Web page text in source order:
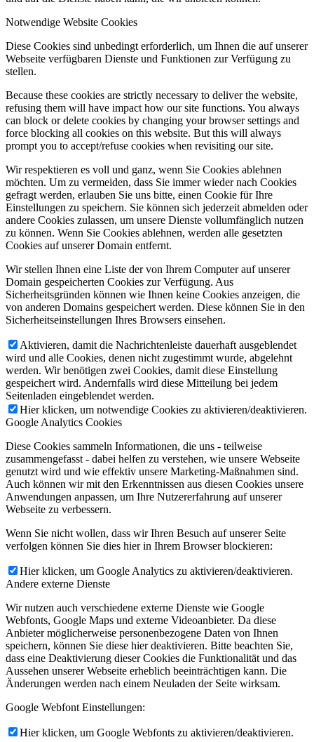
PREISE
KONTAKT
Menü Menü
Notwendige Website Cookies
Diese Cookies sind unbedingt erforderlich, um Ihnen die auf unserer
Webseite verfügbaren Dienste und Funktionen zur Verfügung zu
stellen.
Because these cookies are strictly necessary to deliver the website,
refusing them will have impact how our site functions. You always
can block or delete cookies by changing your browser settings and
force blocking all cookies on this website. But this will always
prompt you to accept/refuse cookies when revisiting our site.
Wir respektieren es voll und ganz, wenn Sie Cookies ablehnen
möchten. Um zu vermeiden, dass Sie immer wieder nach Cookies
gefragt werden, erlauben Sie uns bitte, einen Cookie für Ihre
Einstellungen zu speichern. Sie können sich jederzeit abmelden oder
andere Cookies zulassen, um unsere Dienste vollumfänglich nutzen
zu können. Wenn Sie Cookies ablehnen, werden alle gesetzten
Cookies auf unserer Domain entfernt.
Wir stellen Ihnen eine Liste der von Ihrem Computer auf unserer
Domain gespeicherten Cookies zur Verfügung. Aus
Sicherheitsgründen können wie Ihnen keine Cookies anzeigen, die
von anderen Domains gespeichert werden. Diese können Sie in den
Sicherheitseinstellungen Ihres Browsers einsehen.
Aktivieren, damit die Nachrichtenleiste dauerhaft ausgeblendet
wird und alle Cookies, denen nicht zugestimmt wurde, abgelehnt
werden. Wir benötigen zwei Cookies, damit diese Einstellung
gespeichert wird. Andernfalls wird diese Mitteilung bei jedem
Seitenladen eingeblendet werden.
Hier klicken, um notwendige Cookies zu aktivieren/deaktivieren.
Google Analytics Cookies
Diese Cookies sammeln Informationen, die uns - teilweise
zusammengefasst - dabei helfen zu verstehen, wie unsere Webseite
genutzt wird und wie effektiv unsere Marketing-Maßnahmen sind.
Auch können wir mit den Erkenntnissen aus diesen Cookies unsere
Anwendungen anpassen, um Ihre Nutzererfahrung auf unserer
Webseite zu verbessern.
Wenn Sie nicht wollen, dass wir Ihren Besuch auf unserer Seite
verfolgen können Sie dies hier in Ihrem Browser blockieren:
Hier klicken, um Google Analytics zu aktivieren/deaktivieren.
Andere externe Dienste
Wir nutzen auch verschiedene externe Dienste wie Google
Webfonts, Google Maps und externe Videoanbieter. Da diese
Anbieter möglicherweise personenbezogene Daten von Ihnen
speichern, können Sie diese hier deaktivieren. Bitte beachten Sie,
dass eine Deaktivierung dieser Cookies die Funktionalität und das
Aussehen unserer Webseite erheblich beeinträchtigen kann. Die
Änderungen werden nach einem Neuladen der Seite wirksam.
Google Webfont Einstellungen:
Hier klicken, um Google Webfonts zu aktivieren/deaktivieren.